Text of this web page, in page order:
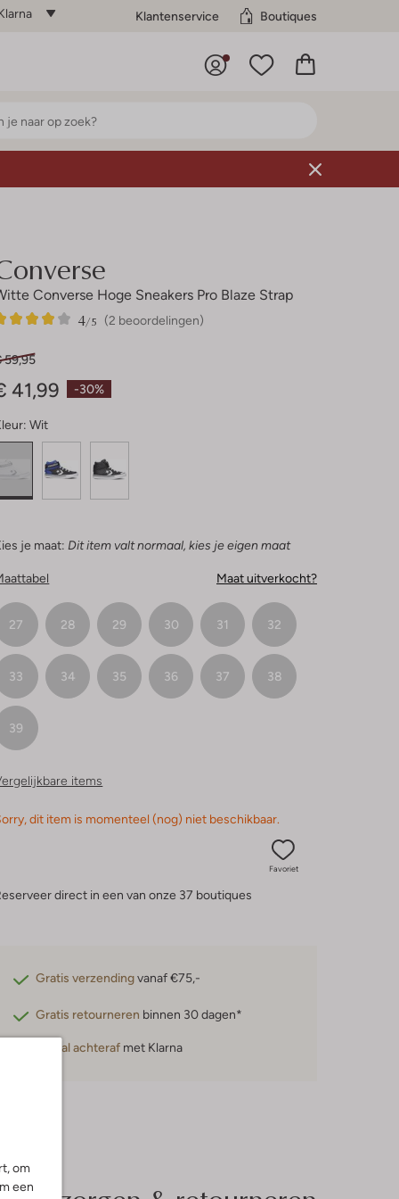
Klantenservice Boutiques
om
een
Converse Hoge Sneakers Pro Blaze Strap
(2 beoordelingen)
4/5
-30%
59,95
41,99
Wit
je maat: Dit item valt normaal, kies je eigen maat
Maat uitverkocht?
27 28 29 30 31 32
33 34 35 36 37 38
39
items
dit item is momenteel (nog) niet beschikbaar.
Favoriet
direct in een van onze 37 boutiques
Gratis verzendingvanaf €75,-
Gratis retourneren binnen 30 dagen*
Betaal achteraf met Klarna